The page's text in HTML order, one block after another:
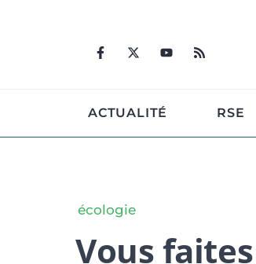
ACTUALITÉ RSE
écologie
Vous